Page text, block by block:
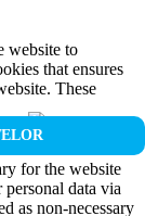
website to
that ensures
These
for the website
data via
as non-necessary